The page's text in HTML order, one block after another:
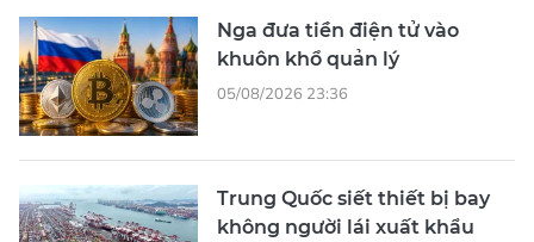
Nga đưa tiền điện tử vào
khuôn khổ quản lý
05/08/2026 23:36
Trung Quốc siết thiết bị bay
không người lái xuất khẩu